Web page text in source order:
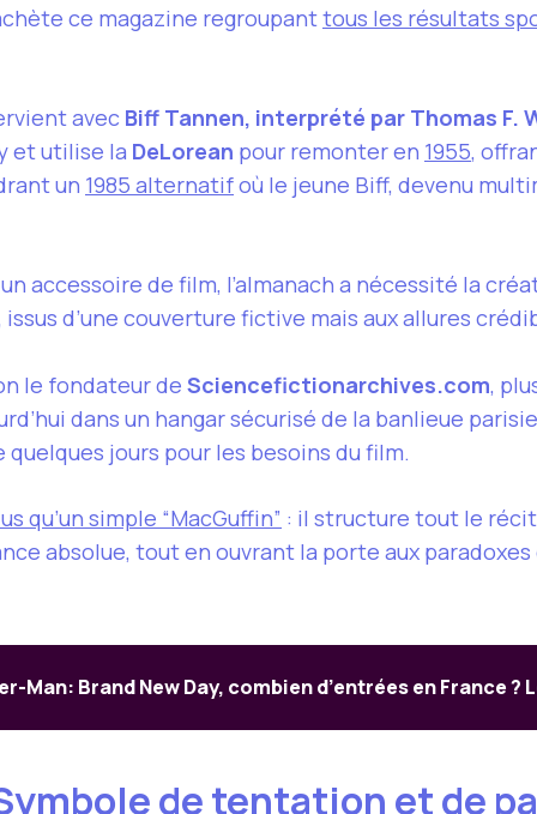
ce magazine regroupanttous les résultats
avec Biff Tannen, interprété par Thomas F.
et utilise la DeLorean pour remonter en 1955,
un 1985 alternatifoù le jeune Biff, devenu
accessoire de film, l’almanach a nécessité la
issus d’une couverture fictive mais aux allures
le fondateur de Sciencefictionarchives.com,
dans un hangar sécurisé de la banlieue
jours pour les besoins du film.
qu’un simple “MacGuffin” : il structure tout le
absolue, tout en ouvrant la porte aux
Man: Brand New Day, combien d’entrées en France ?
de tentation et de